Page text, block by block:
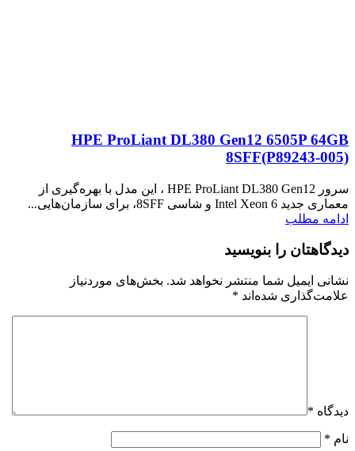
HPE ProLiant DL380 Gen12 6505P 64GB
8SFF(P89243‑005)
سرور HPE ProLiant DL380 Gen12 ، این مدل با بهره‌گیری از
معماری جدید Intel Xeon 6 و شاسی 8SFF، برای سازمان‌هایی...
ادامه مطلب
دیدگاهتان را بنویسید
نشانی ایمیل شما منتشر نخواهد شد. بخش‌های موردنیاز
علامت‌گذاری شده‌اند *
دیدگاه *
نام *